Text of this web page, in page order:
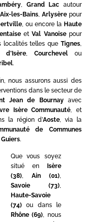
, Grand Lac autour
Aix-les-Bains, Arlysèrepour
, ou encore la Haute
etVal Vanoisepour
localités telles que Tignes,
d’Isère, Courchevelou
.
nous assurons aussi des
dans le secteur de
Jean de Bournayavec
Isère Communauté , et
la région d’Aoste , via la
de Communes
Guiers.
Que vous soyez
situé en
Isère
(38), Ain (01),
Savoie (73),
Haute-Savoie
(74)ou dans le
Rhône (69), nous